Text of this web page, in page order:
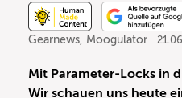
Gearnews, Moogulator
Mit Parameter-Locks in
Wir schauen uns heute